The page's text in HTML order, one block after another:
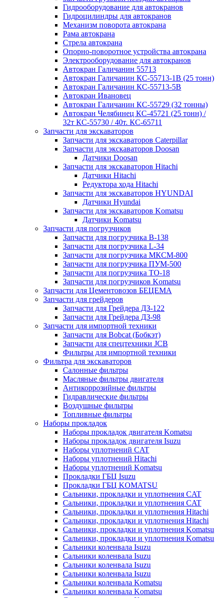
Гидрооборудование для автокранов
Гидроцилиндры для автокранов
Механизм поворота автокрана
Рама автокрана
Стрела автокрана
Опорно-поворотное устройства автокрана
Электрооборудование для автокранов
Автокран Галичанин 55713
Автокран Галичанин КС-55713-1В (25 тонн)
Автокран Галичанин КС-55713-5В
Автокран Ивановец
Автокран Галичанин КС-55729 (32 тонны)
Автокран Челябинец КС-45721 (25 тонн) /
32т КС-55730 / 40т. КС-65711
Запчасти для экскаваторов
Запчасти для экскаваторов Caterpillar
Запчасти для экскаваторов Doosan
Датчики Doosan
Запчасти для экскаваторов Hitachi
Датчики Hitachi
Редуктора хода Hitachi
Запчасти для экскаваторов HYUNDAI
Датчики Hyundai
Запчасти для экскаваторов Komatsu
Датчики Komatsu
Запчасти для погрузчиков
Запчасти для погрузчика B-138
Запчасти для погрузчика L-34
Запчасти для погрузчика МКСМ-800
Запчасти для погрузчика ПУМ-500
Запчасти для погрузчика ТО-18
Запчасти для погрузчиков Komatsu
Запчасти для Цементовозов БЕЦЕМА
Запчасти для грейдеров
Запчасти для Грейдера ДЗ-122
Запчасти для Грейдера ДЗ-98
Запчасти для импортной техники
Запчасти для Bobcat (Бобкэт)
Запчасти для спецтехники JCB
Фильтры для импортной техники
Фильтра для экскаваторов
Салонные фильтры
Масляные фильтры двигателя
Антикоррозийные фильтры
Гидравлические фильтры
Воздушные фильтры
Топливные фильтры
Наборы прокладок
Наборы прокладок двигателя Komatsu
Наборы прокладок двигателя Isuzu
Наборы уплотнений CAT
Наборы уплотнений Hitachi
Наборы уплотнений Komatsu
Прокладки ГБЦ Isuzu
Прокладки ГБЦ KOMATSU
Сальники, прокладки и уплотнения CAT
Сальники, прокладки и уплотнения CAT
Сальники, прокладки и уплотнения Hitachi
Сальники, прокладки и уплотнения Hitachi
Сальники, прокладки и уплотнения Komatsu
Сальники, прокладки и уплотнения Komatsu
Сальники коленвала Isuzu
Сальники коленвала Isuzu
Сальники коленвала Isuzu
Сальники коленвала Isuzu
Сальники коленвала Komatsu
Сальники коленвала Komatsu